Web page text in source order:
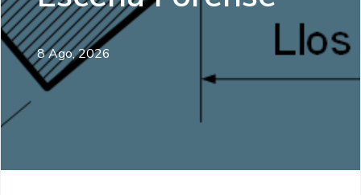
8 Ago, 2026